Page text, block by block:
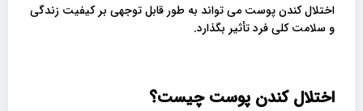
اختلال کندن پوست می تواند به طور قابل توجهی بر کیفیت زندگی
و سلامت کلی فرد تأثیر بگذارد.
اختلال کندن پوست چیست؟